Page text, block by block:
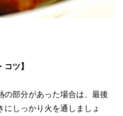
コツ】
の部分があった場合は、最後
にしっかり火を通しましょ